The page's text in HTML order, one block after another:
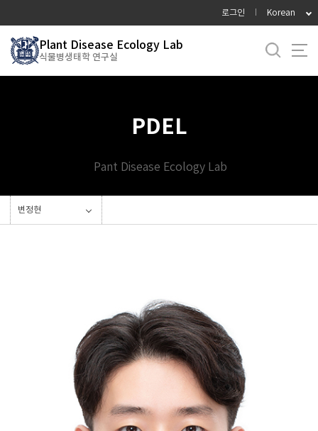
로
메
로그인 Korean
Plant Disease Ecology Lab
식물병생태학 연구실
PDEL
Pant Disease Ecology Lab
변정현